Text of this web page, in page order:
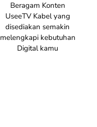
Beragam Konten
UseeTV Kabel yang
disediakan semakin
melengkapi kebutuhan
Digital kamu